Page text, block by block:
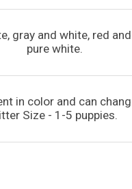
gray and white, red
pure white.
in color and can
Size - 1-5 puppies.